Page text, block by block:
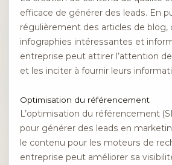
efficace de générer des leads. En
régulièrement des articles de blog,
infographies intéressantes et
entreprise peut attirer l’attention
et les inciter à fournir leurs
Optimisation du référencement
L’optimisation du référencement
pour générer des leads en
le contenu pour les moteurs de
entreprise peut améliorer sa